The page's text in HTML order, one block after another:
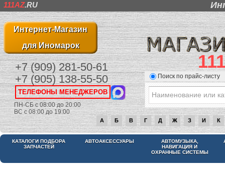
111AZ.RU
Интернет-Магазин
для Иномарок
+7 (909) 281-50-61
+7 (905) 138-55-50
ТЕЛЕФОНЫ МЕНЕДЖЕРОВ
ПН-СБ с 08:00 до 20:00
ВС с 08:00 до 19:00
Поиск по прайс-листу
А Б В Г Д Ж З И К
КАТАЛОГИ ПОДБОРА
ЗАПЧАСТЕЙ
АВТОАКСЕССУАРЫ
АВТОМУЗЫКА,
НАВИГАЦИЯ И
ОХРАННЫЕ СИСТЕМЫ